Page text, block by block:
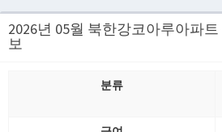
2026년 05월 북한강코아루아파
보
분류